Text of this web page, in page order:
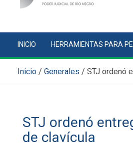
INICIO HERRAMIENTAS PARA
Inicio Generales STJ ordenó
STJ ordenó
de clavícula